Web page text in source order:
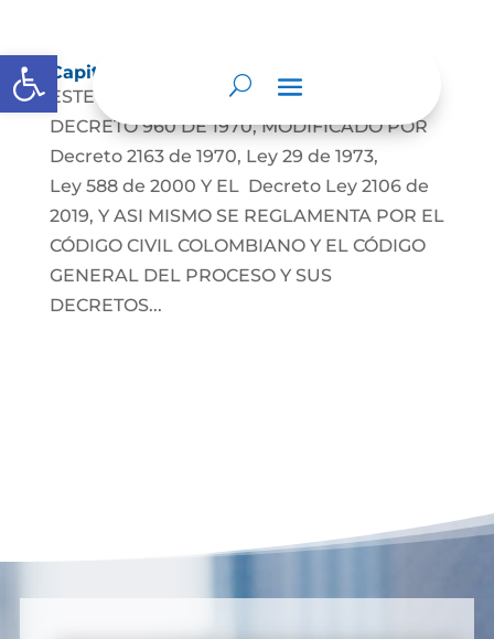
Abrir barra de herramientas
Capitulaciones Matrimoniales
ESTE TRAMITE SE REGLAMENTA POR LE
DECRETO 960 DE 1970, MODIFICADO POR
Decreto 2163 de 1970, Ley 29 de 1973,
Ley 588 de 2000 Y EL Decreto Ley 2106 de
2019, Y ASI MISMO SE REGLAMENTA POR EL
CÓDIGO CIVIL COLOMBIANO Y EL CÓDIGO
GENERAL DEL PROCESO Y SUS
DECRETOS...